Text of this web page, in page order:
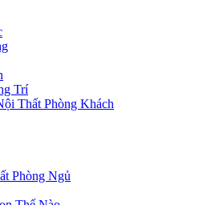
Trí
Thất Phòng Khách
Phòng Ngủ